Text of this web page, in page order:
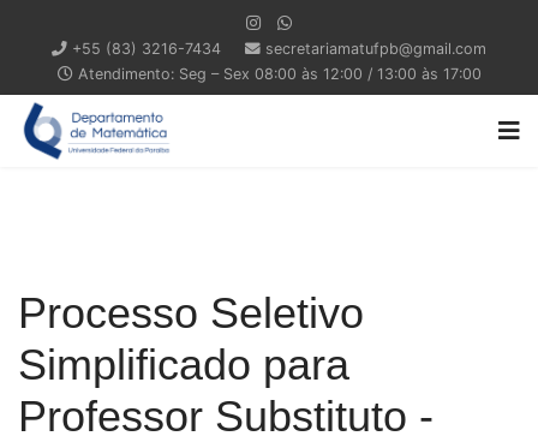
+55 (83) 3216-7434
secretariamatufpb@gmail.com
Atendimento: Seg – Sex 08:00 às 12:00 / 13:00 às 17:00
Processo Seletivo
Simplificado para
Professor Substituto -